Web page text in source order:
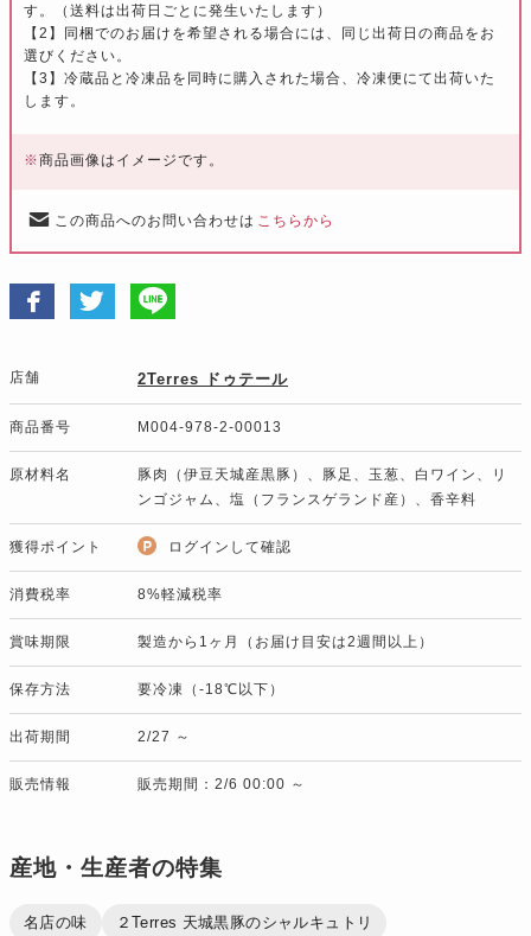
す。（送料は出荷日ごとに発生いたします）
【2】同梱でのお届けを希望される場合には、同じ出荷日の商品をお
選びください。
【3】冷蔵品と冷凍品を同時に購入された場合、冷凍便にて出荷いた
します。
※商品画像はイメージです。
この商品へのお問い合わせは こちらから
店舗 2Terres ドゥテール
商品番号 M004-978-2-00013
原材料名
豚肉（伊豆天城産黒豚）、豚足、玉葱、白ワイン、リ
ンゴジャム、塩（フランスゲランド産）、香辛料
獲得ポイント ログインして確認
消費税率 8%軽減税率
賞味期限 製造から1ヶ月（お届け目安は2週間以上）
保存方法 要冷凍（-18℃以下）
出荷期間 2/27 ～
販売情報 販売期間：2/6 00:00 ～
産地・生産者の特集
名店の味 ２Terres 天城黒豚のシャルキュトリ